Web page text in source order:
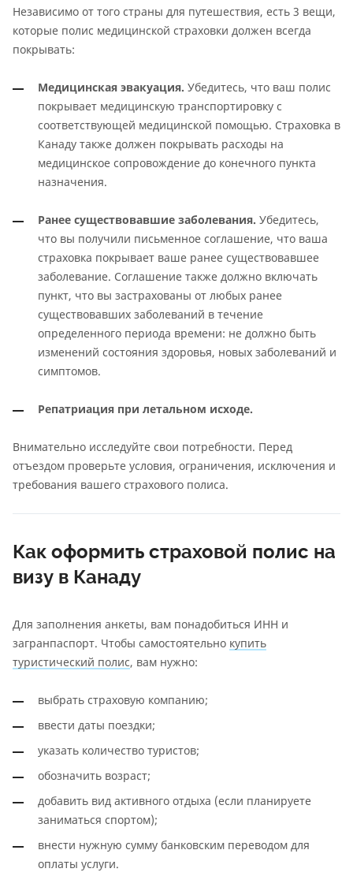
Независимо от того страны для путешествия, есть 3 вещи,
которые полис медицинской страховки должен всегда
покрывать:
Медицинская эвакуация. Убедитесь, что ваш полис
покрывает медицинскую транспортировку с
соответствующей медицинской помощью. Страховка в
Канаду также должен покрывать расходы на
медицинское сопровождение до конечного пункта
назначения.
Ранее существовавшие заболевания. Убедитесь,
что вы получили письменное соглашение, что ваша
страховка покрывает ваше ранее существовавшее
заболевание. Соглашение также должно включать
пункт, что вы застрахованы от любых ранее
существовавших заболеваний в течение
определенного периода времени: не должно быть
изменений состояния здоровья, новых заболеваний и
симптомов.
Репатриация при летальном исходе.
Внимательно исследуйте свои потребности. Перед
отъездом проверьте условия, ограничения, исключения и
требования вашего страхового полиса.
Как оформить страховой полис на
визу в Канаду
Для заполнения анкеты, вам понадобиться ИНН и
загранпаспорт. Чтобы самостоятельно купить
туристический полис, вам нужно:
выбрать страховую компанию;
ввести даты поездки;
указать количество туристов;
обозначить возраст;
добавить вид активного отдыха (если планируете
заниматься спортом);
внести нужную сумму банковским переводом для
оплаты услуги.